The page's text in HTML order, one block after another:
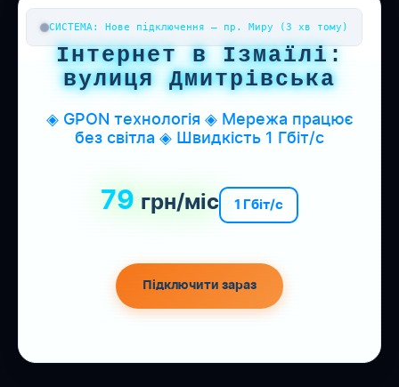
СИСТЕМА: Нове підключення — пр. Миру (3 хв тому)
Інтернет в Ізмаїлі:
вулиця Дмитрівська
◈ GPON технологія ◈ Мережа працює
без світла ◈ Швидкість 1 Гбіт/с
79 грн/міс 1 Гбіт/с
Підключити зараз